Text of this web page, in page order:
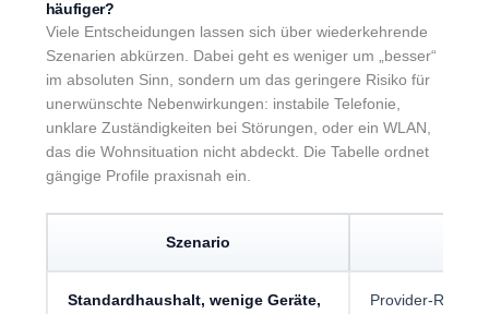
häufiger?
Viele Entscheidungen lassen sich über wiederkehrende
Szenarien abkürzen. Dabei geht es weniger um „besser“
im absoluten Sinn, sondern um das geringere Risiko für
unerwünschte Nebenwirkungen: instabile Telefonie,
unklare Zuständigkeiten bei Störungen, oder ein WLAN,
das die Wohnsituation nicht abdeckt. Die Tabelle ordnet
gängige Profile praxisnah ein.
Szenario
Standardhaushalt, wenige Geräte,
Provider-